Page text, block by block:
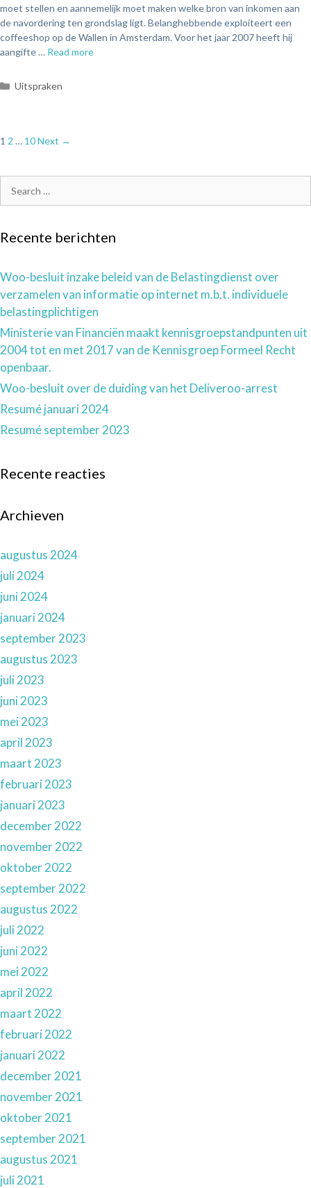
moet stellen en aannemelijk moet maken welke bron van inkomen aan
de navordering ten grondslag ligt. Belanghebbende exploiteert een
coffeeshop op de Wallen in Amsterdam. Voor het jaar 2007 heeft hij
aangifte … Read more
Uitspraken
1 2 … 10Next →
Recente berichten
Woo-besluit inzake beleid van de Belastingdienst over
verzamelen van informatie op internet m.b.t. individuele
belastingplichtigen
Ministerie van Financiën maakt kennisgroepstandpunten uit
2004 tot en met 2017 van de Kennisgroep Formeel Recht
openbaar.
Woo-besluit over de duiding van het Deliveroo-arrest
Resumé januari 2024
Resumé september 2023
Recente reacties
Archieven
augustus 2024
juli 2024
juni 2024
januari 2024
september 2023
augustus 2023
juli 2023
juni 2023
mei 2023
april 2023
maart 2023
februari 2023
januari 2023
december 2022
november 2022
oktober 2022
september 2022
augustus 2022
juli 2022
juni 2022
mei 2022
april 2022
maart 2022
februari 2022
januari 2022
december 2021
november 2021
oktober 2021
september 2021
augustus 2021
juli 2021